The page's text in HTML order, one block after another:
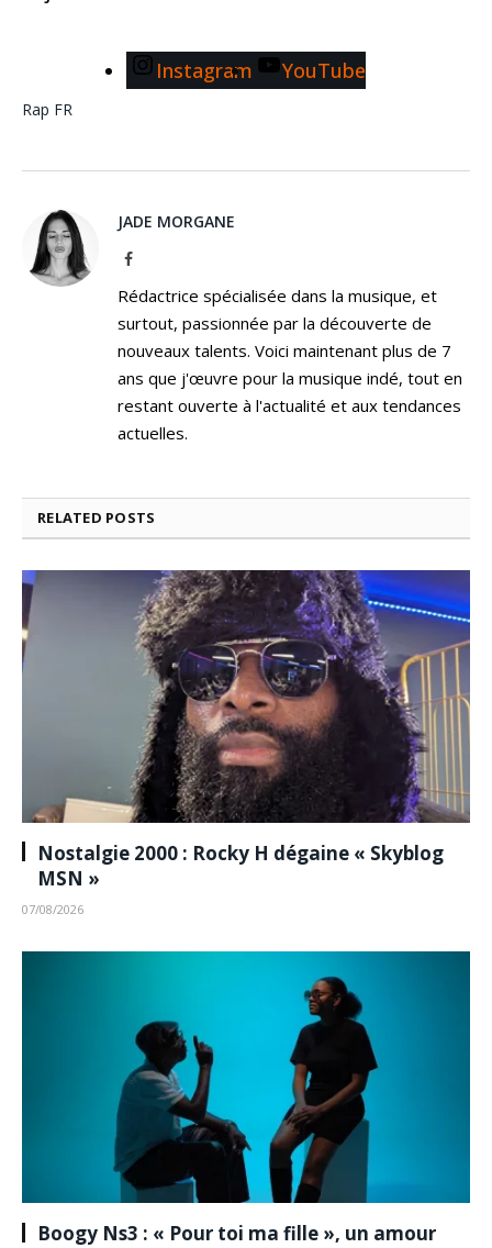
Instagram YouTube
Rap FR
JADE MORGANE
Facebook
Rédactrice spécialisée dans la musique, et
surtout, passionnée par la découverte de
nouveaux talents. Voici maintenant plus de 7
ans que j'œuvre pour la musique indé, tout en
restant ouverte à l'actualité et aux tendances
actuelles.
RELATED POSTS
Nostalgie 2000 : Rocky H dégaine « Skyblog
MSN »
07/08/2026
Boogy Ns3 : « Pour toi ma fille », un amour